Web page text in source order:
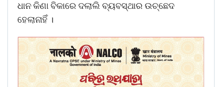
ଧାନ କିଣା ବିକାରେ ଦଲାଲି ବ୍ୟବସ୍ଥାର ଉଚ୍ଛେଦ
ହେଲାନାହିଁ ।